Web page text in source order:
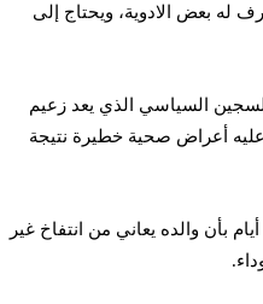
له بعض الادوية، ويحتاج إلى
السياسي الذي يعد زعيم
أعراض صحية خطيرة نتيجة
بأن والده يعاني من انتفاخ غير